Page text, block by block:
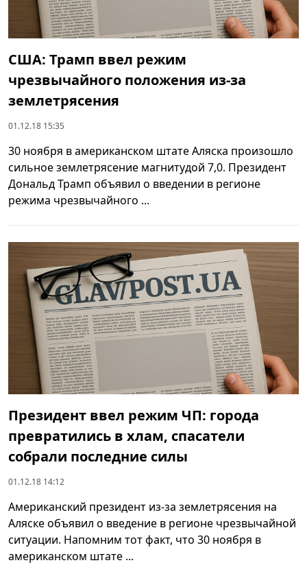
США: Трамп ввел режим
чрезвычайного положения из-за
землетрясения
01.12.18 15:35
30 ноября в американском штате Аляска произошло
сильное землетрясение магнитудой 7,0. Президент
Дональд Трамп объявил о введении в регионе
режима чрезвычайного ...
Президент ввел режим ЧП: города
превратились в хлам, спасатели
собрали последние силы
01.12.18 14:12
Американский президент из-за землетрясения на
Аляске объявил о введение в регионе чрезвычайной
ситуации. Напомним тот факт, что 30 ноября в
американском штате ...